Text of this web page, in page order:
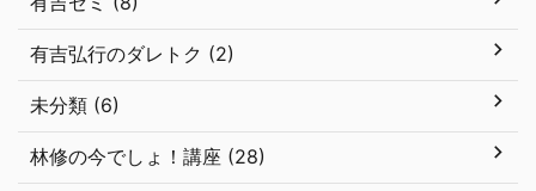
有吉弘行のダレトク (2)
未分類 (6)
林修の今でしょ！講座 (28)